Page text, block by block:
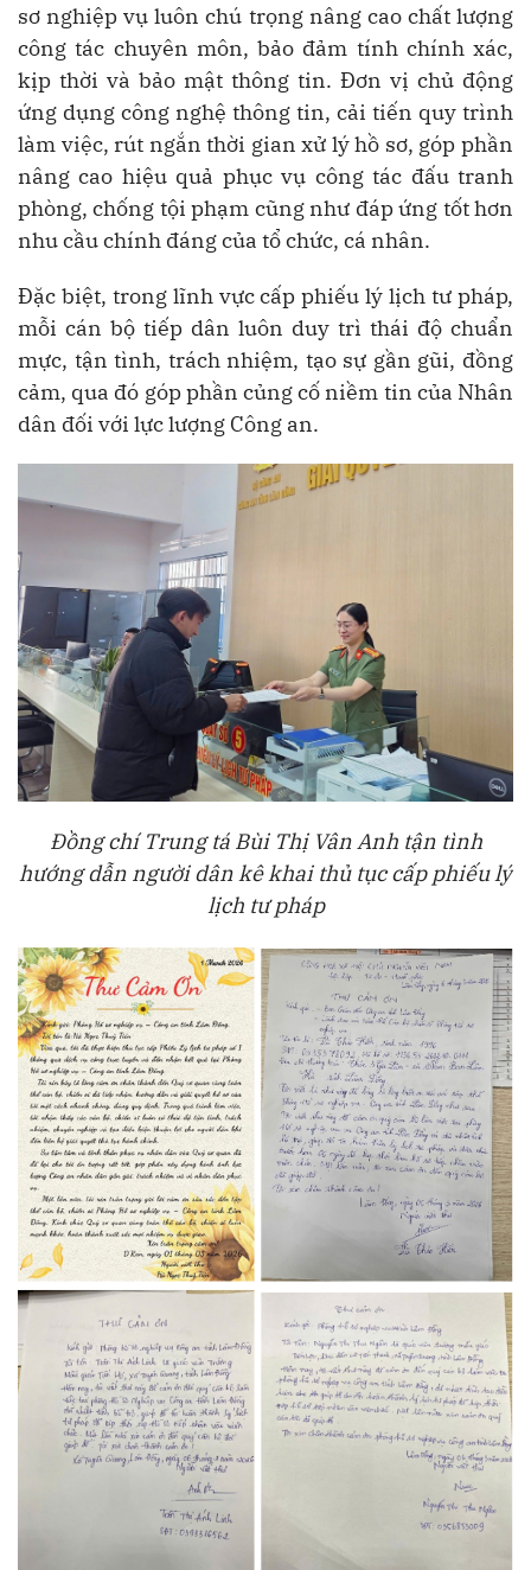
sơ nghiệp vụ luôn chú trọng nâng cao chất lượng
công tác chuyên môn, bảo đảm tính chính xác,
kịp thời và bảo mật thông tin. Đơn vị chủ động
ứng dụng công nghệ thông tin, cải tiến quy trình
làm việc, rút ngắn thời gian xử lý hồ sơ, góp phần
nâng cao hiệu quả phục vụ công tác đấu tranh
phòng, chống tội phạm cũng như đáp ứng tốt hơn
nhu cầu chính đáng của tổ chức, cá nhân.
Đặc biệt, trong lĩnh vực cấp phiếu lý lịch tư pháp,
mỗi cán bộ tiếp dân luôn duy trì thái độ chuẩn
mực, tận tình, trách nhiệm, tạo sự gần gũi, đồng
cảm, qua đó góp phần củng cố niềm tin của Nhân
dân đối với lực lượng Công an.
Đồng chí Trung tá Bùi Thị Vân Anh tận tình
hướng dẫn người dân kê khai thủ tục cấp phiếu lý
lịch tư pháp